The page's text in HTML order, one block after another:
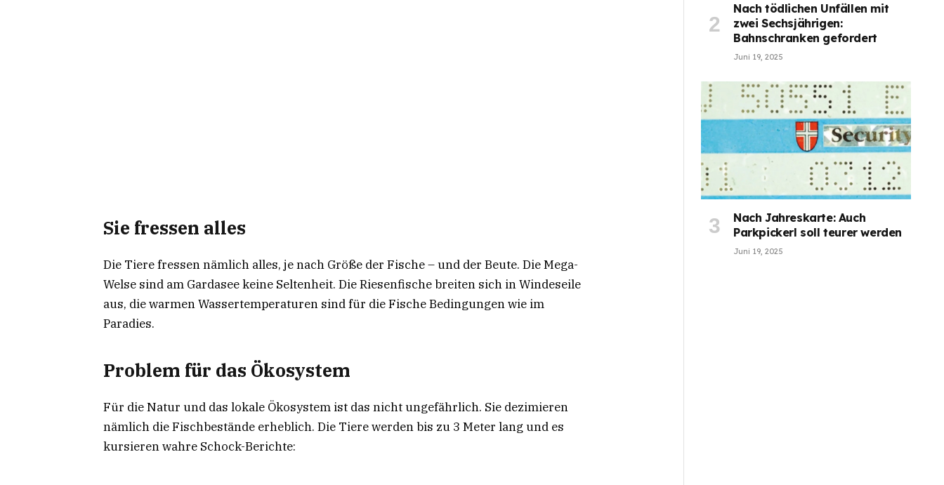
Sie fressen alles
Die Tiere fressen nämlich alles, je nach Größe der Fische – und der Beute. Die Mega-
Welse sind am Gardasee keine Seltenheit. Die Riesenfische breiten sich in Windeseile
aus, die warmen Wassertemperaturen sind für die Fische Bedingungen wie im
Paradies.
Problem für das Ökosystem
Für die Natur und das lokale Ökosystem ist das nicht ungefährlich. Sie dezimieren
nämlich die Fischbestände erheblich. Die Tiere werden bis zu 3 Meter lang und es
kursieren wahre Schock-Berichte:
Nach tödlichen Unfällen mit
zwei Sechsjährigen:
Bahnschranken gefordert
Juni 19, 2025
Nach Jahreskarte: Auch
Parkpickerl soll teurer werden
Juni 19, 2025